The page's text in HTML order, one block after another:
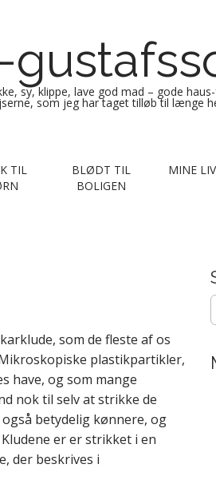
sy, klippe, lave god mad – gode
som jeg har taget tilløb til længe
TIL
BLØDT TIL
BOLIGEN
MINE
som de fleste af os
plastikpartikler,
have, og som mange
nok til selv at strikke de
betydelig kønnere, og
er er strikket i en
der beskrives i